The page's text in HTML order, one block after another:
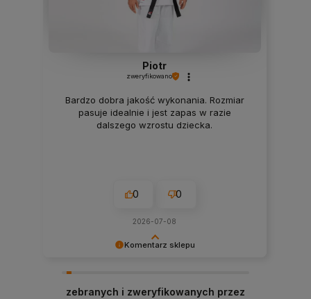
Komentarz sklepu
że jesteśmy na właściwym torze :) Z
Piotr
zweryfikowano
Bardzo dobra jakość wykonania. Rozmiar
pasuje idealnie i jest zapas w razie
dalszego wzrostu dziecka.
0 0
2026-07-08
zebranych i zweryfikowanych przez